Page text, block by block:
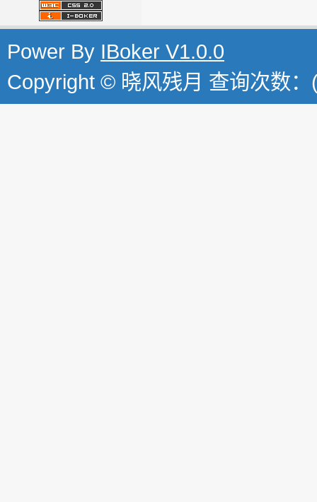
Power By IBoker V1.0.0
Copyright © 晓风残月 查询次数